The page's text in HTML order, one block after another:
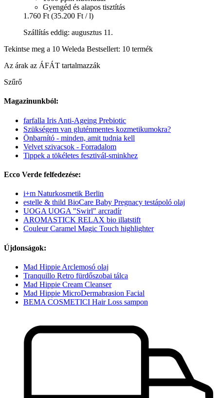
Gyengéd és alapos tisztítás
1.760 Ft (35.200 Ft / l)
Szállítás eddig: augusztus 11.
Tekintse meg a 10 Weleda Bestsellert: 10 termék
Az árak az ÁFÁT tartalmazzák
Szűrő
Magazinunkból:
farfalla Iris Anti-Ageing Prebiotic
Szükségem van gluténmentes kozmetikumokra?
Önbarnító - minden, amit tudnia kell
Velvet szivacsok - Forradalom
Tippek a tökéletes fesztivál-sminkhez
Ecco Verde felfedezése:
i+m Naturkosmetik Berlin
estelle & thild BioCare Baby Pregnacy testápoló olaj
UOGA UOGA "Swirl" arcradír
AROMASTICK RELAX bio illatstift
Couleur Caramel Magic Touch highlighter
Újdonságok:
Mad Hippie Arclemosó olaj
Tranquillo Retro fürdőszobai tálca
Mad Hippie Cream Cleanser
Mad Hippie MicroDermabrasion Facial
BEMA COSMETICI Hair Loss sampon